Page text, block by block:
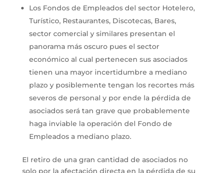
Los Fondos de Empleados del sector Hotelero,
Turístico, Restaurantes, Discotecas, Bares,
sector comercial y similares presentan el
panorama más oscuro pues el sector
económico al cual pertenecen sus asociados
tienen una mayor incertidumbre a mediano
plazo y posiblemente tengan los recortes más
severos de personal y por ende la pérdida de
asociados será tan grave que probablemente
haga inviable la operación del Fondo de
Empleados a mediano plazo.
El retiro de una gran cantidad de asociados no
solo por la afectación directa en la pérdida de su